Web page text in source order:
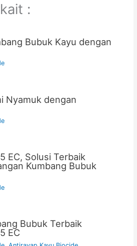
:
Bubuk Kayu dengan
Nyamuk dengan
EC, Solusi Terbaik
Kumbang Bubuk
Bubuk Terbaik
EC